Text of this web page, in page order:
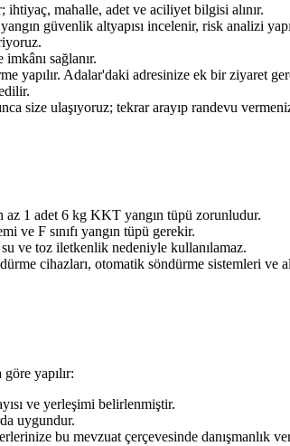
mahalle, adet ve aciliyet bilgisi alınır.
güvenlik altyapısı incelenir, risk analizi
sağlanır.
yapılır. Adalar'daki adresinize ek bir ziyaret
size ulaşıyoruz; tekrar arayıp randevu
1 adet 6 kg KKT yangın tüpü zorunludur.
ve F sınıfı yangın tüpü gerekir.
ve toz iletkenlik nedeniyle kullanılamaz.
cihazları, otomatik söndürme sistemleri ve
yapılır:
ve yerleşimi belirlenmiştir.
uygundur.
bu mevzuat çerçevesinde danışmanlık